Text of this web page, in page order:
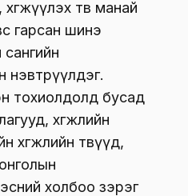
төв манай
гарсан шинэ
нэвтрүүлдэг.
тохиолдолд бусад
хөгжлийн
хөгжлийн төвүүд,
холбоо зэрэг